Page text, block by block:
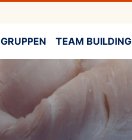
GRUPPEN TEAM BUILDING